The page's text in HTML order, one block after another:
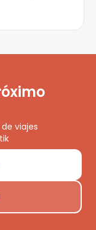
viajes